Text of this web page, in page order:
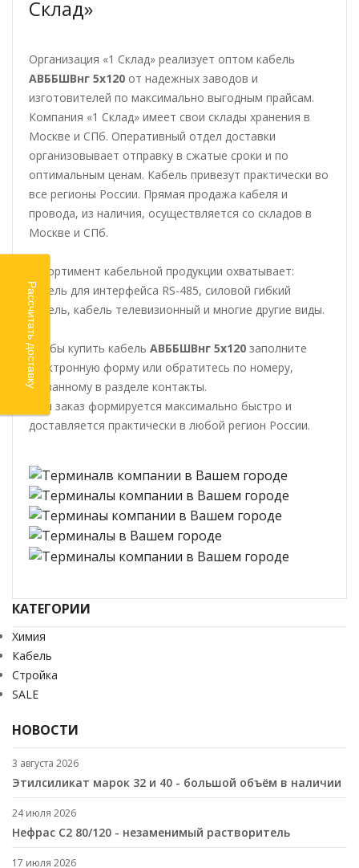
Склад»
Организация «1 Склад» реализует оптом кабель
АВББШВнг 5х120 от надежных заводов и
изготовителей по максимально выгодным прайсам.
Компания «1 Склад» имеет свои склады хранения в
Москве и СПб. Оперативный отдел доставки
организовывает отправку в сжатые сроки и по
оптимальным ценам. Кабель привезут практически во
все регионы России. Прямая продажа кабеля и
провода, из наличия, осуществляется со складов в
Москве и СПб.
Ассортимент кабельной продукции охватывает:
кабель для интерфейса RS-485, силовой гибкий
кабель, кабель телевизионный и многие другие виды.
Чтобы купить кабель АВББШВнг 5х120 заполните
электронную форму или обратитесь по номеру,
указанному в разделе контакты.
Ваш заказ формируется максимально быстро и
доставляется практически в любой регион России.
КАТЕГОРИИ
Химия
Кабель
Стройка
SALE
НОВОСТИ
3 августа 2026
Этилсиликат марок 32 и 40 - большой объём в наличии
24 июля 2026
Нефрас С2 80/120 - незаменимый растворитель
17 июля 2026
Рассчитать доставку